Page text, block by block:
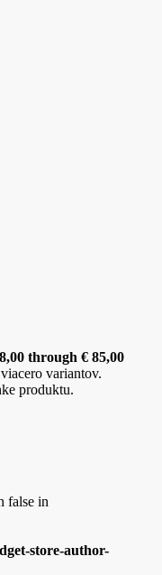
through € 85,00
variantov.
produktu.
false in
store-author-